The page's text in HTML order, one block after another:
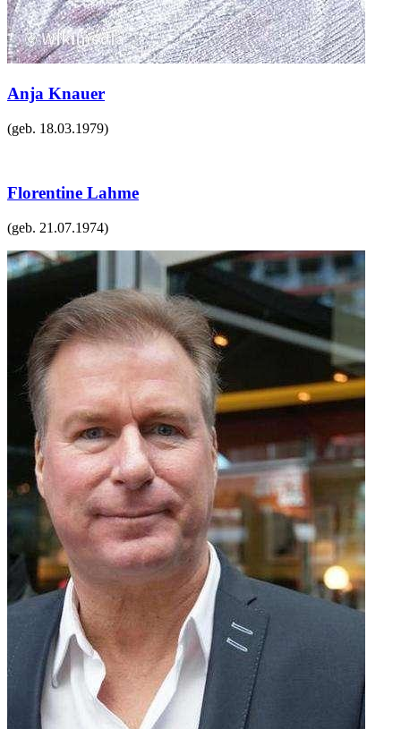
Anja Knauer
(geb. 18.03.1979)
Florentine Lahme
(geb. 21.07.1974)